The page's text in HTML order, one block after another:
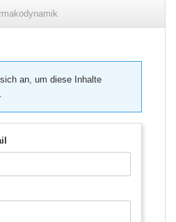
an, um diese Inhalte